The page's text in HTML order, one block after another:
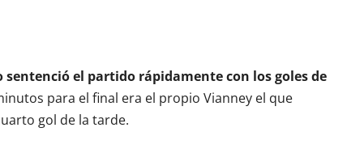
sentenció el partido rápidamente con los goles de
para el final era el propio Vianney el que
gol de la tarde.